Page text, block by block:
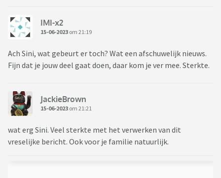
IMI-x2
15-06-2023 om 21:19
Ach Sini, wat gebeurt er toch? Wat een afschuwelijk nieuws.
Fijn dat je jouw deel gaat doen, daar kom je ver mee. Sterkte.
JackieBrown
15-06-2023 om 21:21
wat erg Sini. Veel sterkte met het verwerken van dit
vreselijke bericht. Ook voor je familie natuurlijk.